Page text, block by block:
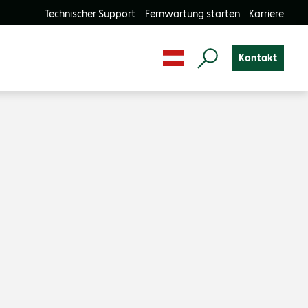
Technischer Support Fernwartung starten Karriere
Kontakt